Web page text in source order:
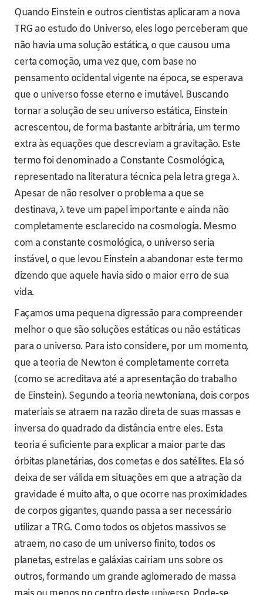
Quando Einstein e outros cientistas aplicaram a nova
TRG ao estudo do Universo, eles logo perceberam que
não havia uma solução estática, o que causou uma
certa comoção, uma vez que, com base no
pensamento ocidental vigente na época, se esperava
que o universo fosse eterno e imutável. Buscando
tornar a solução de seu universo estática, Einstein
acrescentou, de forma bastante arbitrária, um termo
extra às equações que descreviam a gravitação. Este
termo foi denominado a Constante Cosmológica,
representado na literatura técnica pela letra grega λ.
Apesar de não resolver o problema a que se
destinava, λ teve um papel importante e ainda não
completamente esclarecido na cosmologia. Mesmo
com a constante cosmológica, o universo seria
instável, o que levou Einstein a abandonar este termo
dizendo que aquele havia sido o maior erro de sua
vida.
Façamos uma pequena digressão para compreender
melhor o que são soluções estáticas ou não estáticas
para o universo. Para isto considere, por um momento,
que a teoria de Newton é completamente correta
(como se acreditava até a apresentação do trabalho
de Einstein). Segundo a teoria newtoniana, dois corpos
materiais se atraem na razão direta de suas massas e
inversa do quadrado da distância entre eles. Esta
teoria é suficiente para explicar a maior parte das
órbitas planetárias, dos cometas e dos satélites. Ela só
deixa de ser válida em situações em que a atração da
gravidade é muito alta, o que ocorre nas proximidades
de corpos gigantes, quando passa a ser necessário
utilizar a TRG. Como todos os objetos massivos se
atraem, no caso de um universo finito, todos os
planetas, estrelas e galáxias cairiam uns sobre os
outros, formando um grande aglomerado de massa